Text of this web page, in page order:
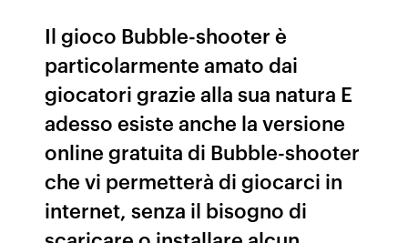
Il gioco Bubble-shooter è
particolarmente amato dai
giocatori grazie alla sua natura E
adesso esiste anche la versione
online gratuita di Bubble-shooter
che vi permetterà di giocarci in
internet, senza il bisogno di